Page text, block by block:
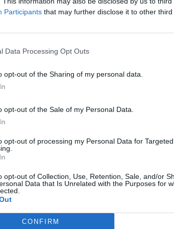
Participants that may further disclose it to other third
Data Processing Opt Outs
opt-out of the Sharing of my personal data.
opt-out of the Sale of my Personal Data.
opt-out of processing my Personal Data for Targeted
opt-out of Collection, Use, Retention, Sale, and/or
Data that Is Unrelated with the Purposes for
CONFIRM
és jelentkezésHétfőn hivatalosan is
portfolio.hu hírarchívumához tartozik,
tartalmazza:
elmúlt 2 év napon belüli
Előfizetés
VAGY? BEJELENTKEZÉS